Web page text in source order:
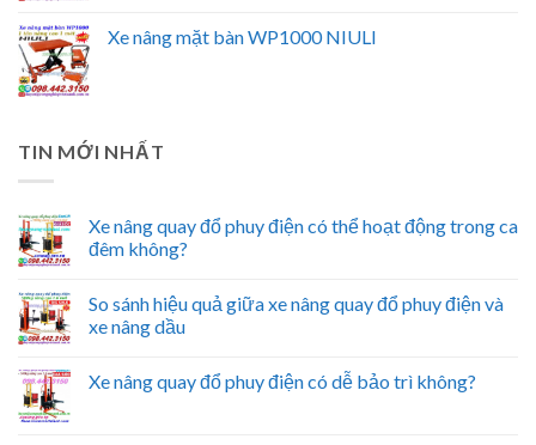
Xe nâng mặt bàn WP1000 NIULI
TIN MỚI NHẤT
Xe nâng quay đổ phuy điện có thể hoạt động trong ca
đêm không?
So sánh hiệu quả giữa xe nâng quay đổ phuy điện và
xe nâng dầu
Xe nâng quay đổ phuy điện có dễ bảo trì không?